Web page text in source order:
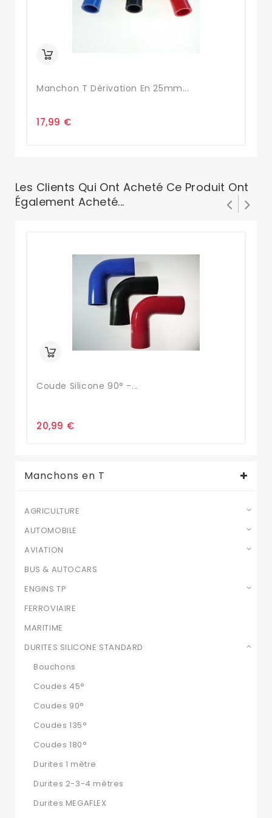
Manchon T Dérivation En 25mm...
17,99 €
Les Clients Qui Ont Acheté Ce Produit Ont
Également Acheté...
Coude Silicone 90° -...
20,99 €
Manchons en T
AGRICULTURE
AUTOMOBILE
AVIATION
BUS & AUTOCARS
ENGINS TP
FERROVIAIRE
MARITIME
DURITES SILICONE STANDARD
Bouchons
Coudes 45°
Coudes 90°
Coudes 135°
Coudes 180°
Durites 1 mètre
Durites 2-3-4 mètres
Durites MEGAFLEX